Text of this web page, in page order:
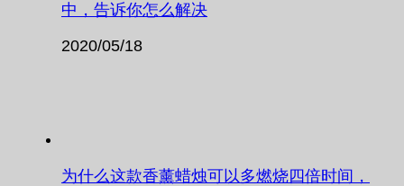
中，告诉你怎么解决
2020/05/18
为什么这款香薰蜡烛可以多燃烧四倍时间，